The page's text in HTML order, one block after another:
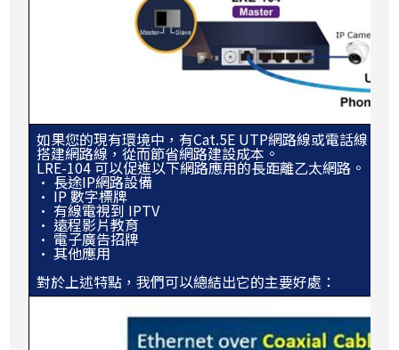
如果您的現有環境中，有Cat.5E UTP網路線或電話線，
搭建網路線，從而節省網路建設成本。
LRE-104 可以促進以下網路應用的長距離乙太網路。
• 長途IP網路設備
• IP 數字標牌
• 有線電視到 IPTV
• 遠程影片教育
• 電子廣告招牌
• 其他應用
對於上述特點，我們可以總結出它的主要好處：